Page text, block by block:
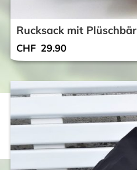
Rucksack mit Plüschbär
CHF 29.90